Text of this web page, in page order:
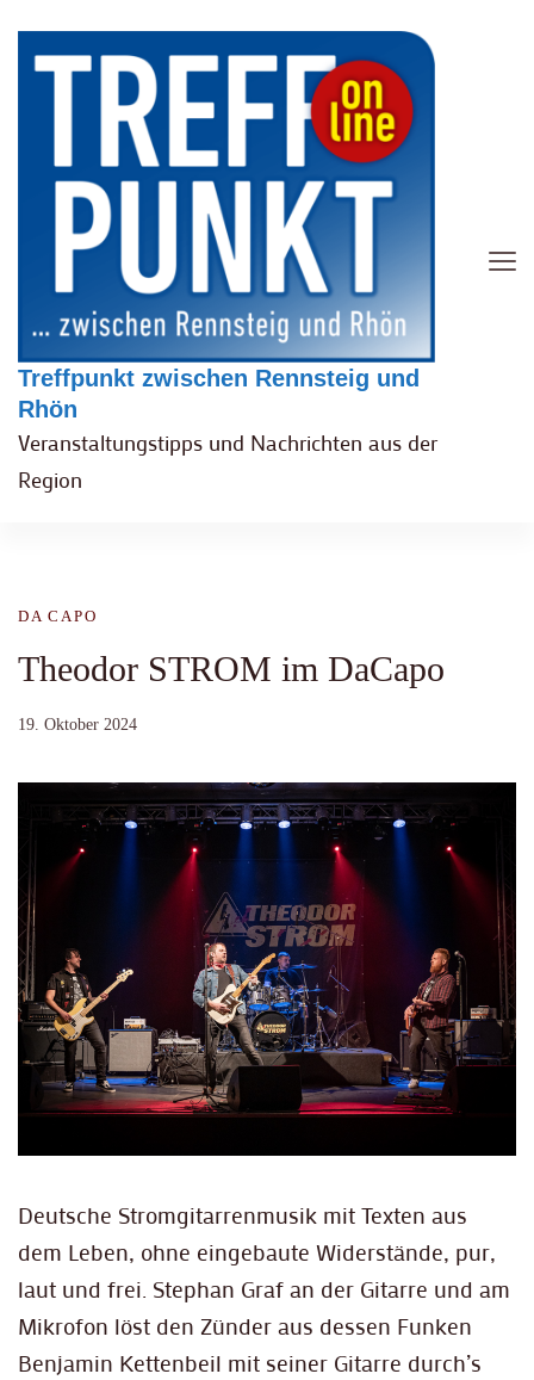
Treffpunkt zwischen Rennsteig und
Rhön
Veranstaltungstipps und Nachrichten aus der
Region
DA CAPO
Theodor STROM im DaCapo
19. Oktober 2024
Deutsche Stromgitarrenmusik mit Texten aus
dem Leben, ohne eingebaute Widerstände, pur,
laut und frei. Stephan Graf an der Gitarre und am
Mikrofon löst den Zünder aus dessen Funken
Benjamin Kettenbeil mit seiner Gitarre durch’s